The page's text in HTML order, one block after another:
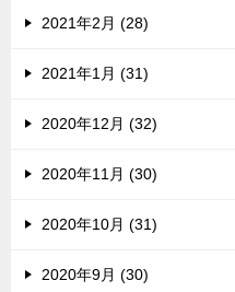
2021年2月 (28)
2021年1月 (31)
2020年12月 (32)
2020年11月 (30)
2020年10月 (31)
2020年9月 (30)